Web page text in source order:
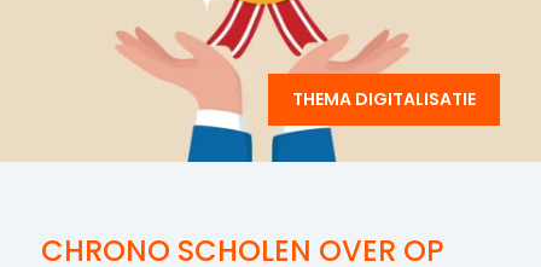
THEMA DIGITALISATIE
CHRONO SCHOLEN OVER OP